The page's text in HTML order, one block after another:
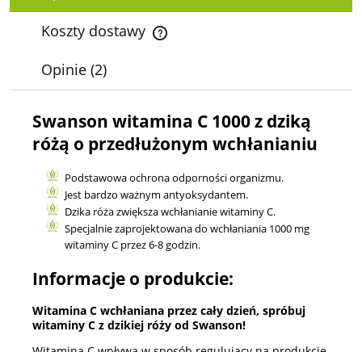
Koszty dostawy
Cena nie zawiera ewentualnych kosztów płatności
Opinie (2)
Swanson witamina C 1000 z dziką
różą o przedłużonym wchłanianiu
Podstawowa ochrona odporności organizmu.
Jest bardzo ważnym antyoksydantem.
Dzika róża zwiększa wchłanianie witaminy C.
Specjalnie zaprojektowana do wchłaniania 1000 mg
witaminy C przez 6-8 godzin.
Informacje o produkcie:
Witamina C wchłaniana przez cały dzień, spróbuj
witaminy C z dzikiej róży od Swanson!